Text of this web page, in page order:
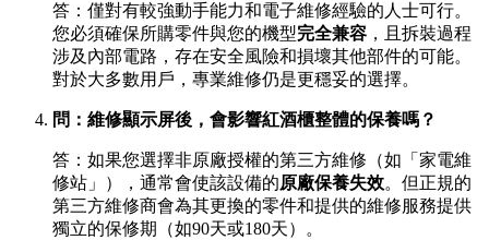
答：僅對有較強動手能力和電子維修經驗的人士可行。
您必須確保所購零件與您的機型完全兼容 ，且拆裝過程
涉及內部電路，存在安全風險和損壞其他部件的可能。
對於大多數用戶，專業維修仍是更穩妥的選擇。
問：維修顯示屏後，會影響紅酒櫃整體的保養嗎？
答：如果您選擇非原廠授權的第三方維修（如「家電維
修站」），通常會使該設備的原廠保養失效。但正規的
第三方維修商會為其更換的零件和提供的維修服務提供
獨立的保修期（如90天或180天）。